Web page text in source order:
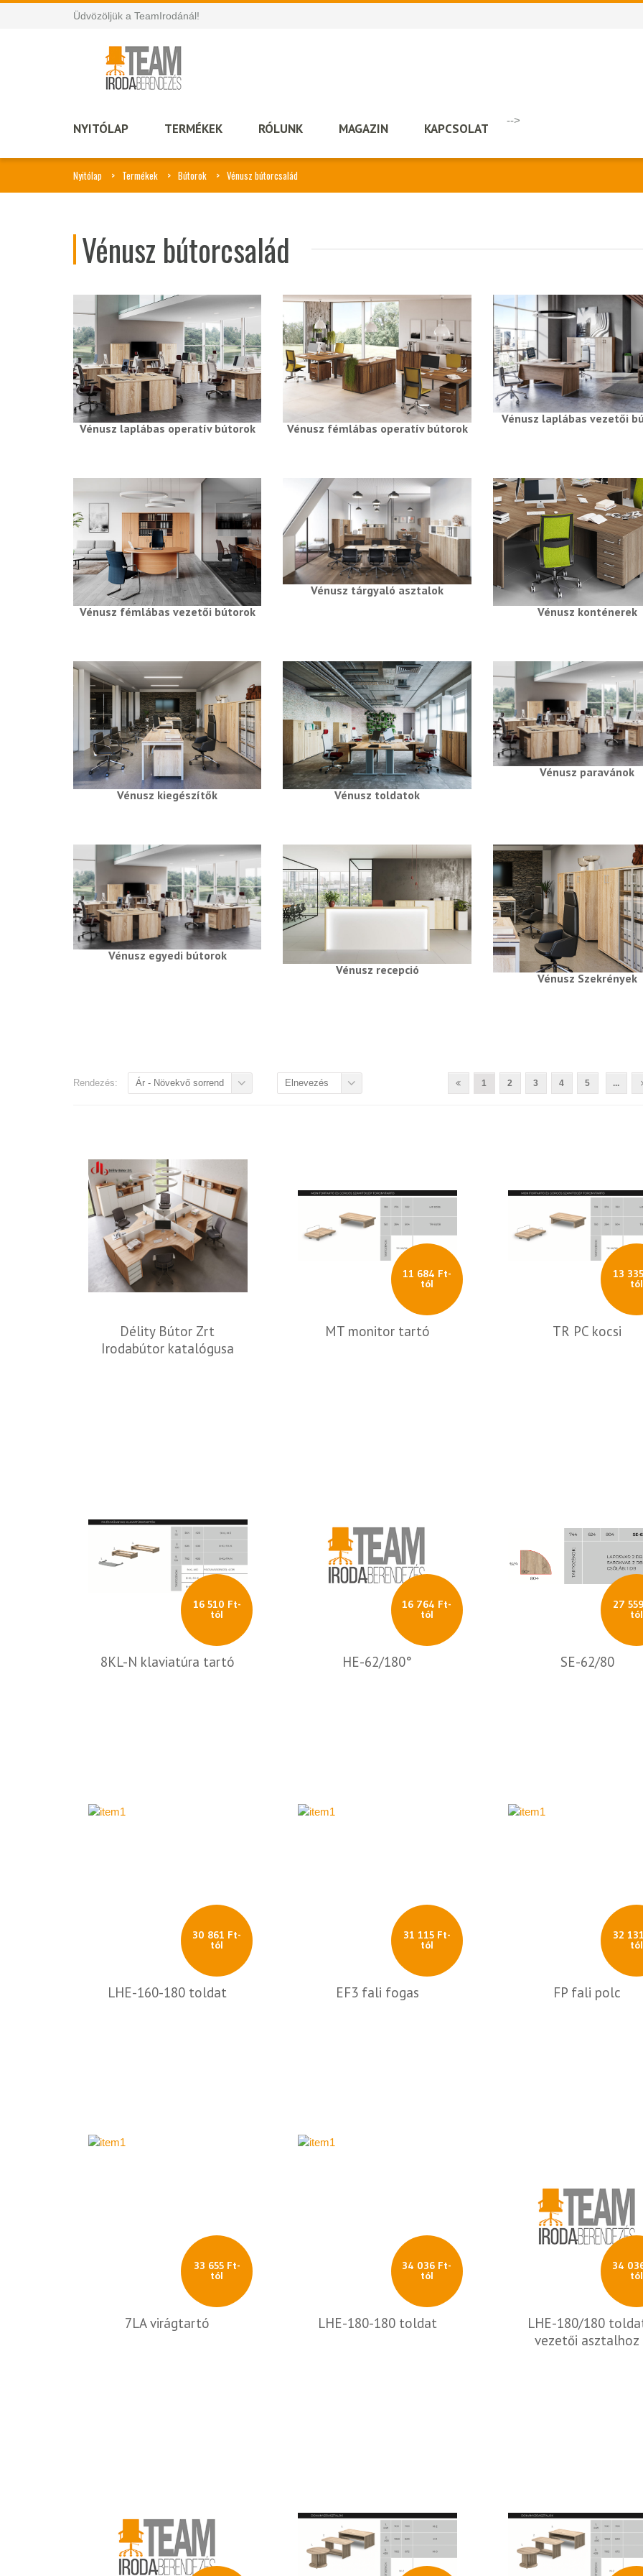
Üdvözöljük a TeamIrodánál!
NYITÓLAP TERMÉKEK
-->
RÓLUNK MAGAZIN KAPCSOLAT
Nyitólap Termékek Bútorok Vénusz bútorcsalád
Vénusz bútorcsalád
Vénusz laplábas operatív bútorok Vénusz fémlábas operatív bútorok
Vénusz laplábas vezetői
Vénusz fémlábas vezetői bútorok
Vénusz tárgyaló asztalok
Vénusz konténerek
Vénusz kiegészítők Vénusz toldatok
Vénusz paravánok
Vénusz egyedi bútorok
Vénusz recepció
Vénusz Szekrények
Rendezés: Ár - Növekvő sorrend Elnevezés 1 2 3 4 5 ...
Délity Bútor Zrt
Irodabútor katalógusa
11 684 Ft-
tól
MT monitor tartó
13
tól
TR PC kocsi
16 510 Ft-
tól
8KL-N klaviatúra tartó
16 764 Ft-
tól
HE-62/180°
27
tól
SE-62/80
30 861 Ft-
tól
LHE-160-180 toldat
31 115 Ft-
tól
EF3 fali fogas
32
tól
FP fali polc
33 655 Ft-
tól
7LA virágtartó
34 036 Ft-
tól
LHE-180-180 toldat
34
tól
LHE-180/180
vezetői asztalhoz